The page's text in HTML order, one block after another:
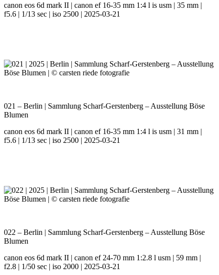
canon eos 6d mark II | canon ef 16-35 mm 1:4 l is usm | 35 mm |
f5.6 | 1/13 sec | iso 2500 | 2025-03-21
021 – Berlin | Sammlung Scharf-Gerstenberg – Ausstellung Böse
Blumen
canon eos 6d mark II | canon ef 16-35 mm 1:4 l is usm | 31 mm |
f5.6 | 1/13 sec | iso 2500 | 2025-03-21
022 – Berlin | Sammlung Scharf-Gerstenberg – Ausstellung Böse
Blumen
canon eos 6d mark II | canon ef 24-70 mm 1:2.8 l usm | 59 mm |
f2.8 | 1/50 sec | iso 2000 | 2025-03-21